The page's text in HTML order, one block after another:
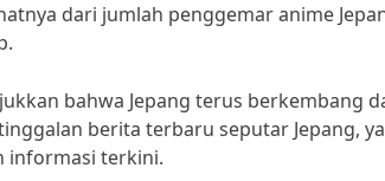
dari jumlah penggemar anime
bahwa Jepang terus berkembang
berita terbaru seputar Jepang,
informasi terkini.